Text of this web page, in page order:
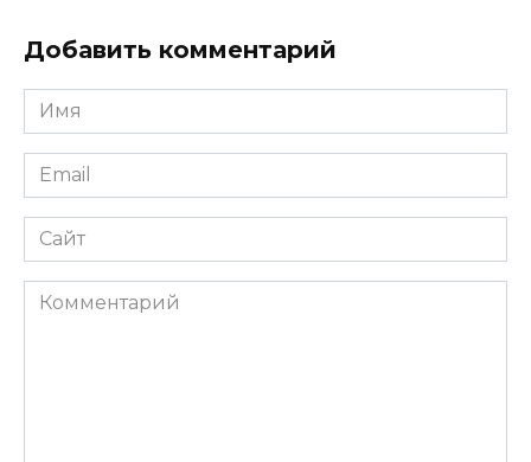
Добавить комментарий
Имя
*
Email
*
Сайт
Комментарий